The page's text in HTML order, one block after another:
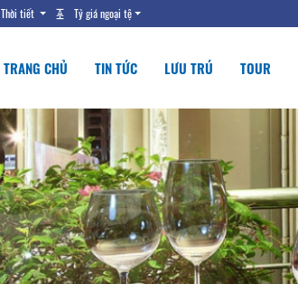
Thời tiết Tỷ giá ngoại tệ
TRANG CHỦ TIN TỨC LƯU TRÚ TOUR